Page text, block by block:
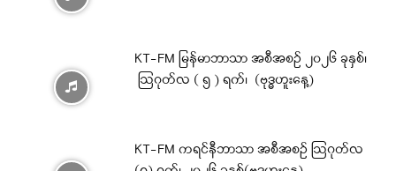
KT-FM မြန်မာဘာသာ အစီအစဉ် ၂၀၂၆ ခုနှစ်၊
ဩဂုတ်လ ( ၅ ) ရက်၊ (ဗုဒ္ဓဟူးနေ့)
KT-FM ကရင်နီဘာသာ အစီအစဉ် ဩဂုတ်လ